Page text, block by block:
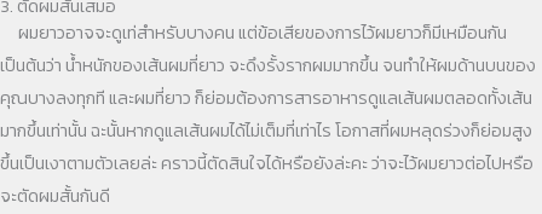
3. ตัดผมสั้นเสมอ
ผมยาวอาจจะดูเท่สำหรับบางคน แต่ข้อเสียของการไว้ผมยาวก็มีเหมือนกัน
เป็นต้นว่า น้ำหนักของเส้นผมที่ยาว จะดึงรั้งรากผมมากขึ้น จนทำให้ผมด้านบนของ
คุณบางลงทุกที และผมที่ยาว ก็ย่อมต้องการสารอาหารดูแลเส้นผมตลอดทั้งเส้น
มากขึ้นเท่านั้น ฉะนั้นหากดูแลเส้นผมได้ไม่เต็มที่เท่าไร โอกาสที่ผมหลุดร่วงก็ย่อมสูง
ขึ้นเป็นเงาตามตัวเลยล่ะ คราวนี้ตัดสินใจได้หรือยังล่ะคะ ว่าจะไว้ผมยาวต่อไปหรือ
จะตัดผมสั้นกันดี